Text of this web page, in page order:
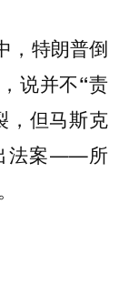
，特朗普倒
说并不“责
但马斯克
法案——所